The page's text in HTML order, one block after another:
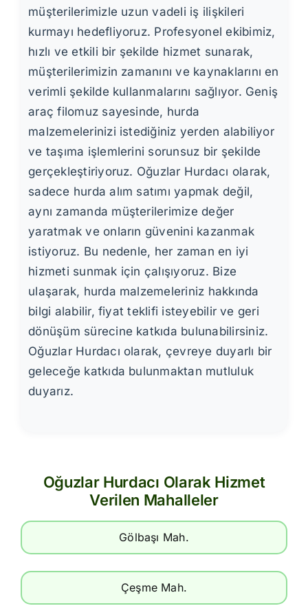
müşterilerimizle uzun vadeli iş ilişkileri
kurmayı hedefliyoruz. Profesyonel ekibimiz,
hızlı ve etkili bir şekilde hizmet sunarak,
müşterilerimizin zamanını ve kaynaklarını en
verimli şekilde kullanmalarını sağlıyor. Geniş
araç filomuz sayesinde, hurda
malzemelerinizi istediğiniz yerden alabiliyor
ve taşıma işlemlerini sorunsuz bir şekilde
gerçekleştiriyoruz. Oğuzlar Hurdacı olarak,
sadece hurda alım satımı yapmak değil,
aynı zamanda müşterilerimize değer
yaratmak ve onların güvenini kazanmak
istiyoruz. Bu nedenle, her zaman en iyi
hizmeti sunmak için çalışıyoruz. Bize
ulaşarak, hurda malzemeleriniz hakkında
bilgi alabilir, fiyat teklifi isteyebilir ve geri
dönüşüm sürecine katkıda bulunabilirsiniz.
Oğuzlar Hurdacı olarak, çevreye duyarlı bir
geleceğe katkıda bulunmaktan mutluluk
duyarız.
Oğuzlar Hurdacı Olarak Hizmet
Verilen Mahalleler
Gölbaşı Mah.
Çeşme Mah.